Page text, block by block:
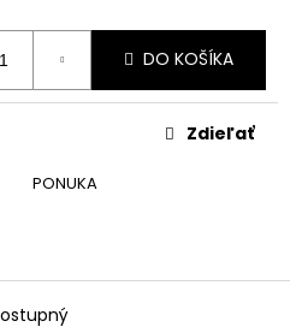
DO KOŠÍKA
PONUKA
Zdieľať